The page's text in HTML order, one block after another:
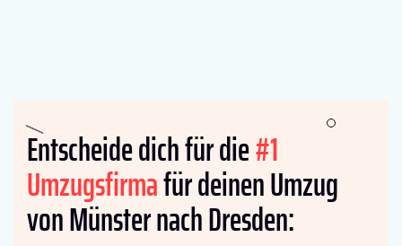
Entscheide dich für die#1
Umzugsfirmafür deinen Umzug
von Münster nach Dresden: